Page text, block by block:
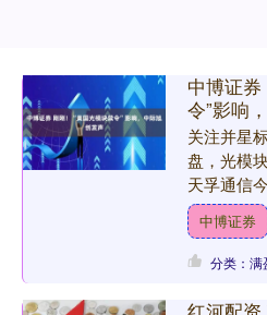
中博证券
令”影响
关注并星
盘，光模
天孚通信
间有市场
旨在禁止
中博证券
分类：满